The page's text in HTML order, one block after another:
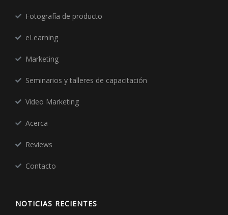
Fotografía de producto
eLearning
Marketing
Seminarios y talleres de capacitación
Video Marketing
Acerca
Reviews
Contacto
NOTICIAS RECIENTES